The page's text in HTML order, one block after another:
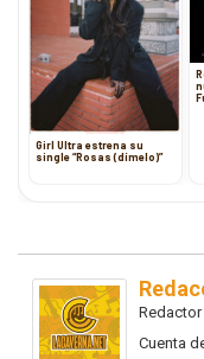
Girl Ultra estrena su
single “Rosas (dímelo)”
Redactor
Cuenta